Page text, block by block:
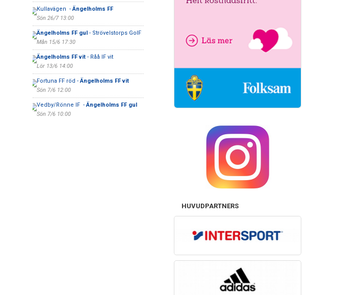
Kullavägen -Ängelholms FF
Sön 26/7 13:00
Ängelholms FF gul- Strövelstorps GoIF
Mån 15/6 17:30
Ängelholms FF vit- Råå IF vit
Lör 13/6 14:00
Fortuna FF röd -Ängelholms FF vit
Sön 7/6 12:00
Vedby/Rönne IF -Ängelholms FF gul
Sön 7/6 10:00
HUVUDPARTNERS